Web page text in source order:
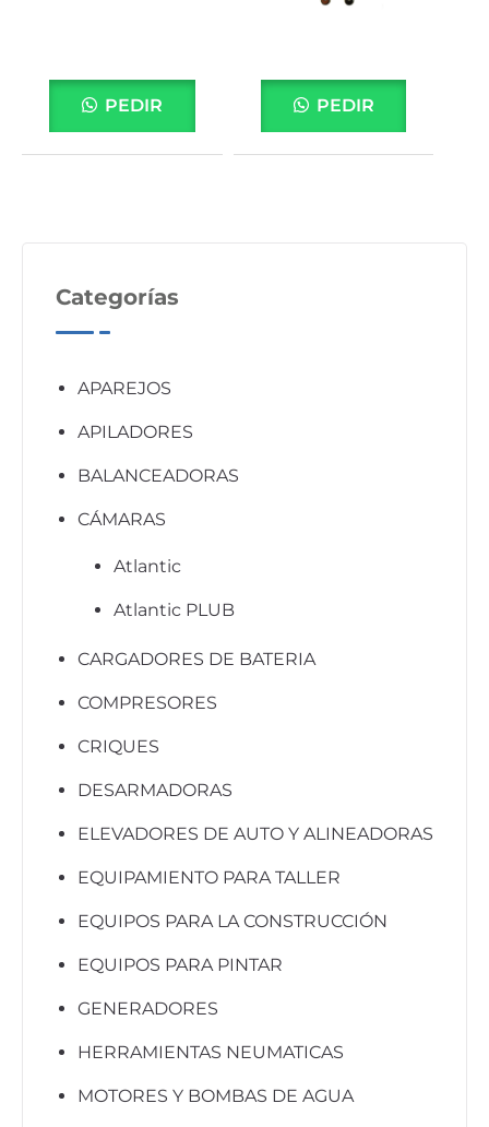
PEDIR PEDIR
Categorías
APAREJOS
APILADORES
BALANCEADORAS
CÁMARAS
Atlantic
Atlantic PLUB
CARGADORES DE BATERIA
COMPRESORES
CRIQUES
DESARMADORAS
ELEVADORES DE AUTO Y ALINEADORAS
EQUIPAMIENTO PARA TALLER
EQUIPOS PARA LA CONSTRUCCIÓN
EQUIPOS PARA PINTAR
GENERADORES
HERRAMIENTAS NEUMATICAS
MOTORES Y BOMBAS DE AGUA